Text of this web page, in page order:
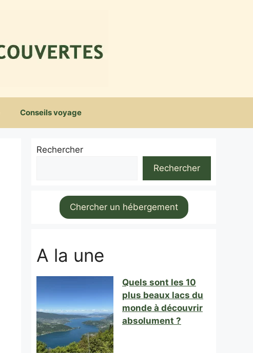
Conseils voyage
Rechercher
Rechercher
Chercher un hébergement
A la une
Quels sont les 10
plus beaux lacs du
monde à découvrir
absolument ?